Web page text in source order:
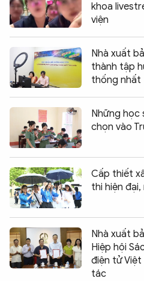
khoa
viện
Nhà xuất
thành tập
thống nhất
Những học
chọn vào
Cấp thiết
thi hiện
Nhà xuất
Hiệp hội
điện tử
tác